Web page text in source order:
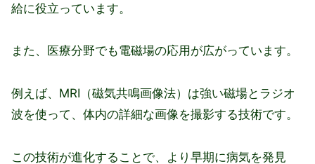
給に役立っています。
また、医療分野でも電磁場の応用が広がっています。
例えば、MRI（磁気共鳴画像法）は強い磁場とラジオ
波を使って、体内の詳細な画像を撮影する技術です。
この技術が進化することで、より早期に病気を発見